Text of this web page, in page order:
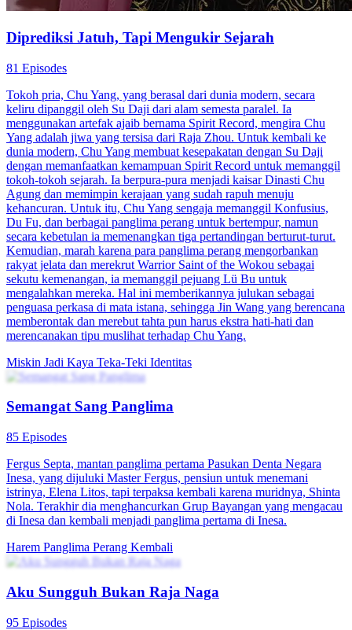
Diprediksi Jatuh, Tapi Mengukir Sejarah
81 Episodes
Tokoh pria, Chu Yang, yang berasal dari dunia modern, secara
keliru dipanggil oleh Su Daji dari alam semesta paralel. Ia
menggunakan artefak ajaib bernama Spirit Record, mengira Chu
Yang adalah jiwa yang tersisa dari Raja Zhou. Untuk kembali ke
dunia modern, Chu Yang membuat kesepakatan dengan Su Daji
dengan memanfaatkan kemampuan Spirit Record untuk memanggil
tokoh-tokoh sejarah. Ia berpura-pura menjadi kaisar Dinasti Chu
Agung dan memimpin kerajaan yang sudah rapuh menuju
kehancuran. Untuk itu, Chu Yang sengaja memanggil Konfusius,
Du Fu, dan berbagai panglima perang untuk bertempur, namun
secara kebetulan ia memenangkan tiga pertandingan berturut-turut.
Kemudian, marah karena para panglima perang mengorbankan
rakyat jelata dan merekrut Warrior Saint of the Wokou sebagai
sekutu kemenangan, ia memanggil pejuang Lü Bu untuk
mengalahkan mereka. Hal ini memberikannya julukan sebagai
penguasa perkasa di mata istana, sehingga Jin Wang yang berencana
memberontak dan merebut tahta pun harus ekstra hati-hati dan
merencanakan tipu muslihat terhadap Chu Yang.
Miskin Jadi Kaya Teka-Teki Identitas
Semangat Sang Panglima
85 Episodes
Fergus Septa, mantan panglima pertama Pasukan Denta Negara
Inesa, yang dijuluki Master Fergus, pensiun untuk menemani
istrinya, Elena Litos, tapi terpaksa kembali karena muridnya, Shinta
Nola. Terakhir dia menghancurkan Grup Bayangan yang mengacau
di Inesa dan kembali menjadi panglima pertama di Inesa.
Harem Panglima Perang Kembali
Aku Sungguh Bukan Raja Naga
95 Episodes